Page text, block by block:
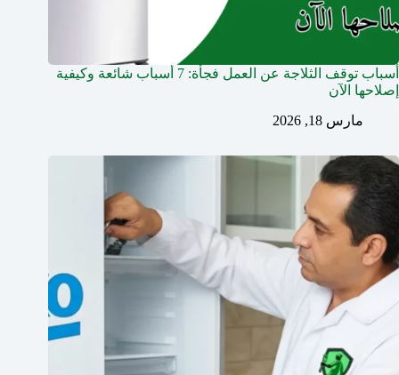
أسباب توقف الثلاجة عن العمل فجأة: 7 أسباب شائعة وكيفية
إصلاحها الآن
مارس 18, 2026